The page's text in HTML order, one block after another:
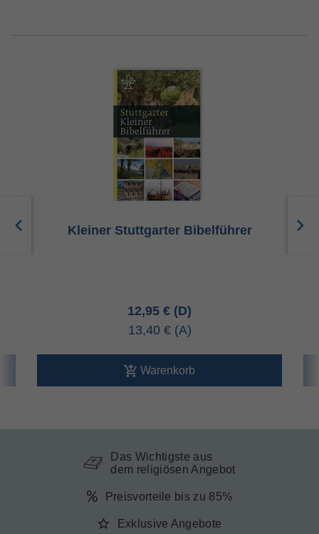
Kleiner Stuttgarter Bibelführer
12,95 €
13,40 €
Warenkorb
Das Wichtigste aus
dem religiösen Angebot
Preisvorteile bis zu 85%
Exklusive Angebote